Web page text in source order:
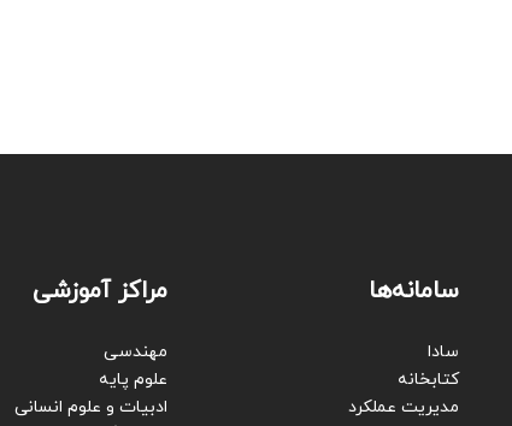
سامانه‌ها
سادا
کتابخانه
مدیریت عملکرد
مراکز آموزشی
مهندسی
علوم پایه
ادبیات و علوم انسانی